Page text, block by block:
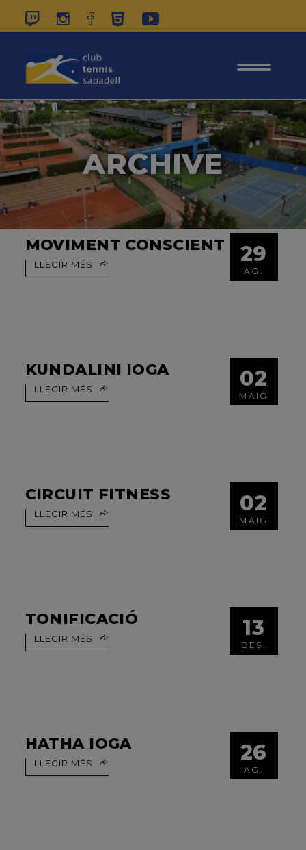
ARCHIVE
29
AG.
MOVIMENT CONSCIENT
LLEGIR MÉS
02
MAIG
KUNDALINI IOGA
LLEGIR MÉS
02
MAIG
CIRCUIT FITNESS
LLEGIR MÉS
13
DES.
TONIFICACIÓ
LLEGIR MÉS
26
AG.
HATHA IOGA
LLEGIR MÉS